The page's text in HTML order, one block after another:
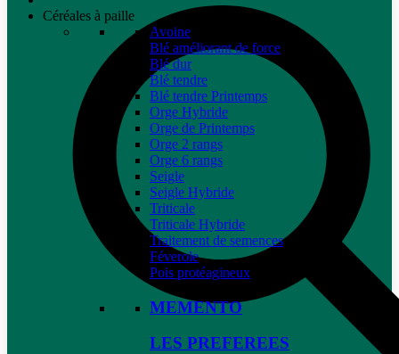
Céréales à paille
Avoine
Blé améliorant de force
Blé dur
Blé tendre
Blé tendre Printemps
Orge Hybride
Orge de Printemps
Orge 2 rangs
Orge 6 rangs
Seigle
Seigle Hybride
Triticale
Triticale Hybride
Traitement de semences
Féverole
Pois protéagineux
MEMENTO
LES PREFEREES